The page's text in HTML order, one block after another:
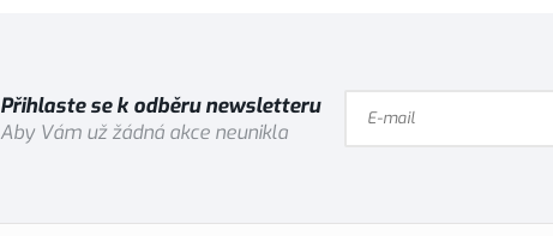
Přihlaste se k odběru newsletteru
Aby Vám už žádná akce neunikla